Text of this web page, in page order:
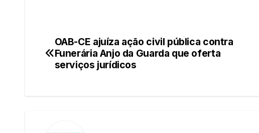
e
b
o
er
s
A
p
e
st
e
dI
Navegação
de
OAB-CE ajuíza ação civil pública contra
Funerária Anjo da Guarda que oferta
serviços jurídicos